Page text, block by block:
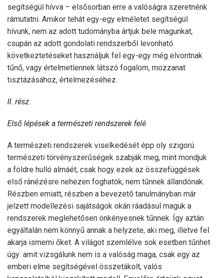
segítségül hívva – elsősorban erre a valóságra szeretnénk
rámutatni. Amikor tehát egy-egy elméletet segítségül
hívunk, nem az adott tudományba ártjuk bele magunkat,
csupán az adott gondolati rendszerből levonható
következtetéseket használjuk fel egy-egy még elvontnak
tűnő, vagy értelmetlennek látszó fogalom, mozzanat
tisztázásához, értelmezéséhez.
II. rész.
Első lépések a természeti rendszerek felé
A természeti rendszerek viselkedését épp oly szigorú
természeti törvényszerűségek szabják meg, mint mondjuk
a földre hulló almáét, csak hogy ezek az összefüggések
első ránézésre nehezen foghatók, nem tűnnek állandónak.
Részben emiatt, részben a bevezető tanulmányban már
jelzett modellezési sajátságok okán ráadásul maguk a
rendszerek meglehetősen önkényesnek tűnnek. Így aztán
egyáltalán nem könnyű annak a helyzete, aki meg, illetve fel
akarja ismerni őket. A világot szemlélve sok esetben tűnhet
úgy: amit vizsgálunk nem is a valóság maga, csak egy az
emberi elme segítségével összetákolt, valós